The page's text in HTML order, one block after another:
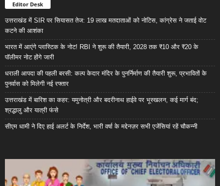
Editor Desk
उत्तराखंड में SIR पर सियासत तेज: 19 लाख मतदाताओं को नोटिस, कांग्रेस ने जताई वोट
कटने की आशंका
भारत में आएंगे प्लास्टिक के नोट! RBI ने शुरू की तैयारी, 2028 तक ₹10 और ₹20 के
पॉलीमर नोट होंगे जारी
धराली आपदा की पहली बरसी: कल्प केदार मंदिर के पुनर्निर्माण की तैयारी शुरू, प्रभावितों के
पुनर्वास को मिलेगी नई रफ्तार
उत्तराखंड में बारिश का कहर: यमुनोत्री और बदरीनाथ हाईवे पर भूस्खलन, कई मार्ग बंद;
श्रद्धालु और यात्री फंसे
सीएम धामी ने दिए हाई अलर्ट के निर्देश, भारी वर्षा के मद्देनज़र सभी एजेंसियां रहें चौकन्नी